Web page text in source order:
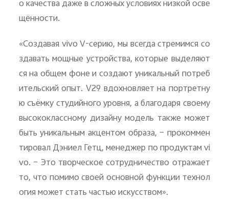
о качества даже в сложных условиях низкой осве
щённости.
«Создавая vivoV-серию, мы всегда стремимся со
здавать мощные устройства, которые выделяют
ся на общем фоне и создают уникальный потреб
ительский опыт.V29 вдохновляет на портретну
ю съёмку студийного уровня, а благодаря своему
высококлассному дизайну модель также может
быть уникальным акцентом образа, – прокоммен
тировал Дэниел Гетц, менеджер по продуктамvi
vo. – Это творческое сотрудничество отражает
то, что помимо своей основной функции технол
огия может стать частью искусством».